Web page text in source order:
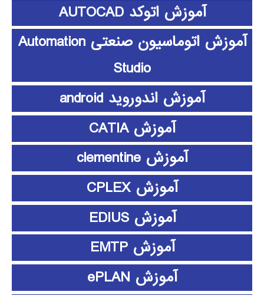
آموزش اتوکد AUTOCAD
آموزش اتوماسیون صنعتی Automation
Studio
آموزش اندوروید android
آموزش CATIA
آموزش clementine
آموزش CPLEX
آموزش EDIUS
آموزش EMTP
آموزش ePLAN